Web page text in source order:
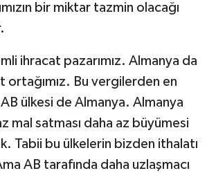
bir miktar tazmin olacağı
ihracat pazarımız. Almanya da
ortağımız. Bu vergilerden en
ülkesi de Almanya. Almanya
mal satması daha az büyümesi
Tabii bu ülkelerin bizden ithalatı
AB tarafında daha uzlaşmacı